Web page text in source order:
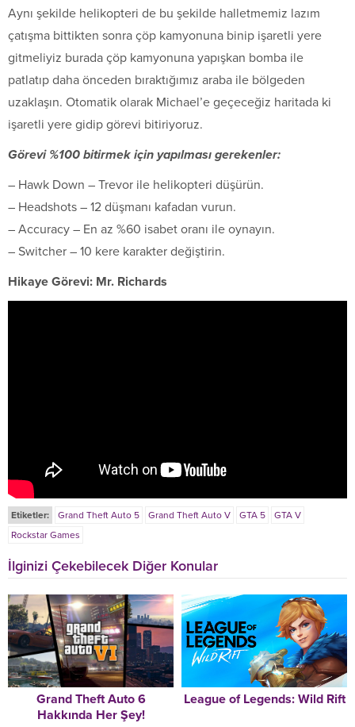
Aynı şekilde helikopteri de bu şekilde halletmemiz lazım
çatışma bittikten sonra çöp kamyonuna binip işaretli yere
gitmeliyiz burada çöp kamyonuna yapışkan bomba ile
patlatıp daha önceden bıraktığımız araba ile bölgeden
uzaklaşın. Otomatik olarak Michael’e geçeceğiz haritada ki
işaretli yere gidip görevi bitiriyoruz.
Görevi %100 bitirmek için yapılması gerekenler:
– Hawk Down – Trevor ile helikopteri düşürün.
– Headshots – 12 düşmanı kafadan vurun.
– Accuracy – En az %60 isabet oranı ile oynayın.
– Switcher – 10 kere karakter değiştirin.
Hikaye Görevi: Mr. Richards
Etiketler: Grand Theft Auto 5 Grand Theft Auto V GTA 5
GTA V
Rockstar Games
İlginizi Çekebilecek Diğer Konular
Grand Theft Auto 6
Hakkında Her Şey!
League of Legends: Wild Rift